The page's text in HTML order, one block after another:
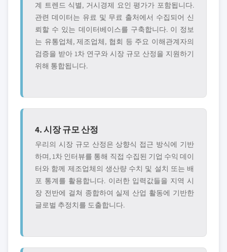
계 트렌드 식별, 거시경제 요인 평가가 포함됩니다.
관련 데이터는 유료 및 무료 출처에서 수집되어 신
뢰할 수 있는 데이터베이스를 구축합니다. 이 정보
는 유통업체, 제조업체, 협회 등 주요 이해관계자의
검증을 받아 1차 연구와 시장 규모 산정을 지원하기
위해 통합됩니다.
4. 시장 규모 산정
우리의 시장 규모 산정은 상향식 접근 방식에 기반
하며, 1차 인터뷰를 통해 직접 수집된 기업 수익 데이
터와 함께 제조업체의 생산량 수치 및 설치 또는 배
포 통계를 활용합니다. 이러한 입력값들을 지역 시
장 전반에 걸쳐 종합하여 실제 산업 활동에 기반한
글로벌 추정치를 도출합니다.